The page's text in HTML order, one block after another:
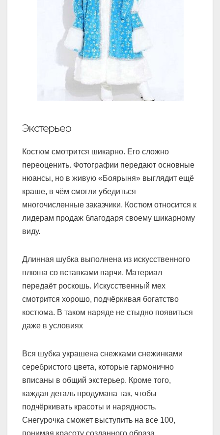
Экстерьер
Костюм смотрится шикарно. Его сложно
переоценить. Фотографии передают основные
нюансы, но в живую «Боярыня» выглядит ещё
краше, в чём смогли убедиться
многочисленные заказчики. Костюм относится к
лидерам продаж благодаря своему шикарному
виду.
Длинная шубка выполнена из искусственного
плюша со вставками парчи. Материал
передаёт роскошь. Искусственный мех
смотрится хорошо, подчёркивая богатство
костюма. В таком наряде не стыдно появиться
даже в условиях
Вся шубка украшена снежками снежинками
серебристого цвета, которые гармонично
вписаны в общий экстерьер. Кроме того,
каждая деталь продумана так, чтобы
подчёркивать красоты и нарядность.
Снегурочка сможет выступить на все 100,
понимая красоту созданного образа.